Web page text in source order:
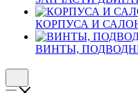
КОРПУСА И
ВИНТЫ,